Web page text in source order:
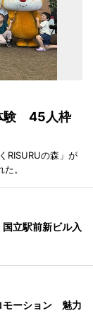
験 45人枠
RISURUの森」が
。
立駅前新ビル入
モーション 魅力